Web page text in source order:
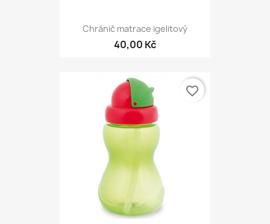
Chránič matrace igelitový
40,00 Kč
favorite_border